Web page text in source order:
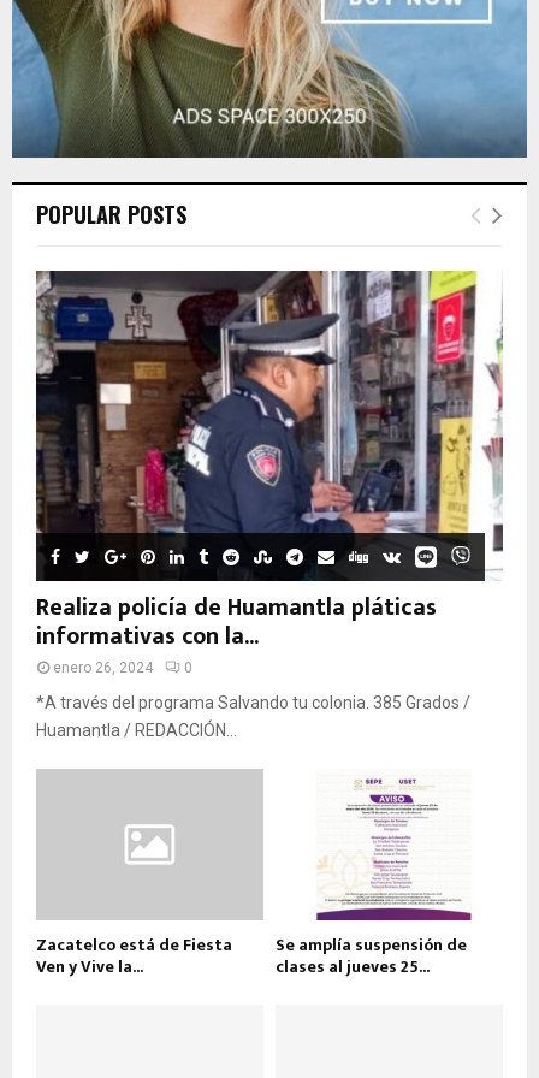
POPULAR POSTS
Realiza policía de Huamantla pláticas
informativas con la...
enero 26, 2024 0
*A través del programa Salvando tu colonia. 385 Grados /
Huamantla / REDACCIÓN...
Zacatelco está de Fiesta
Ven y Vive la...
Se amplía suspensión de
clases al jueves 25...